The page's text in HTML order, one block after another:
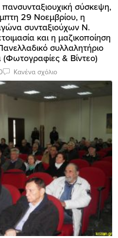
σύσκεψη,
29 Νοεμβρίου, η
συνταξιούχων Ν.
και η μαζικοποίηση
συλλαλητήριο
& Βίντεο)
Κανένα σχόλιο